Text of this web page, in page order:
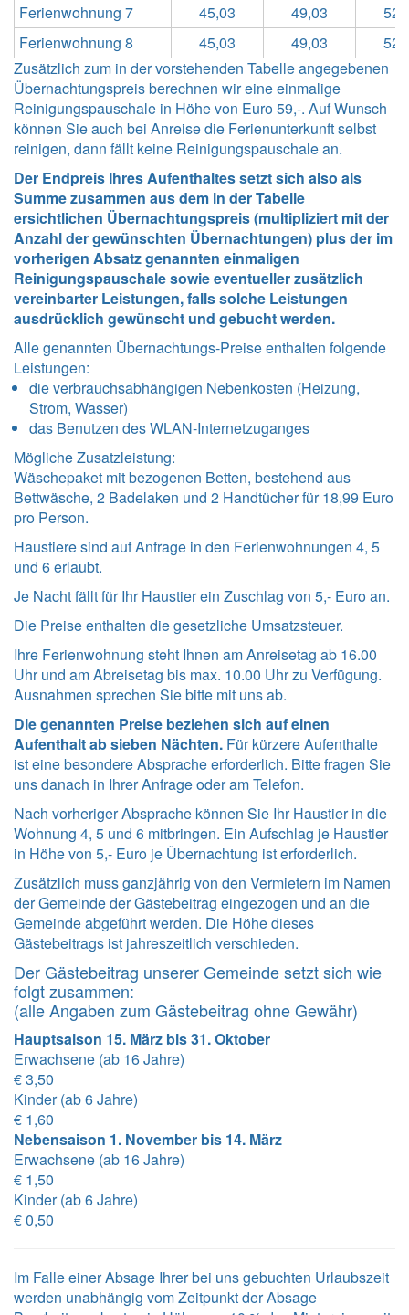
Ferienwohnung 7
Ferienwohnung 8
45,03
49,03
45,03
49,03
Zusätzlich zum in der vorstehenden Tabelle angegebenen
Übernachtungspreis berechnen wir eine einmalige
Reinigungspauschale in Höhe von Euro 59,-. Auf Wunsch
können Sie auch bei Anreise die Ferienunterkunft selbst
reinigen, dann fällt keine Reinigungspauschale an.
Der Endpreis Ihres Aufenthaltes setzt sich also als
Summe zusammen aus dem in der Tabelle
ersichtlichen Übernachtungspreis (multipliziert mit der
Anzahl der gewünschten Übernachtungen) plus der im
vorherigen Absatz genannten einmaligen
Reinigungspauschale sowie eventueller zusätzlich
vereinbarter Leistungen, falls solche Leistungen
ausdrücklich gewünscht und gebucht werden.
Alle genannten Übernachtungs-Preise enthalten folgende
Leistungen:
die verbrauchsabhängigen Nebenkosten (Heizung,
Strom, Wasser)
das Benutzen des WLAN-Internetzuganges
Mögliche Zusatzleistung:
Wäschepaket mit bezogenen Betten, bestehend aus
Bettwäsche, 2 Badelaken und 2 Handtücher für 18,99 Euro
pro Person.
Haustiere sind auf Anfrage in den Ferienwohnungen 4, 5
und 6 erlaubt.
Je Nacht fällt für Ihr Haustier ein Zuschlag von 5,- Euro an.
Die Preise enthalten die gesetzliche Umsatzsteuer.
Ihre Ferienwohnung steht Ihnen am Anreisetag ab 16.00
Uhr und am Abreisetag bis max. 10.00 Uhr zu Verfügung.
Ausnahmen sprechen Sie bitte mit uns ab.
Die genannten Preise beziehen sich auf einen
Aufenthalt ab sieben Nächten. Für kürzere Aufenthalte
ist eine besondere Absprache erforderlich. Bitte fragen Sie
uns danach in Ihrer Anfrage oder am Telefon.
Nach vorheriger Absprache können Sie Ihr Haustier in die
Wohnung 4, 5 und 6 mitbringen. Ein Aufschlag je Haustier
in Höhe von 5,- Euro je Übernachtung ist erforderlich.
Zusätzlich muss ganzjährig von den Vermietern im Namen
der Gemeinde der Gästebeitrag eingezogen und an die
Gemeinde abgeführt werden. Die Höhe dieses
Gästebeitrags ist jahreszeitlich verschieden.
Der Gästebeitrag unserer Gemeinde setzt sich wie
folgt zusammen:
(alle Angaben zum Gästebeitrag ohne Gewähr)
Hauptsaison 15. März bis 31. Oktober
Erwachsene (ab 16 Jahre)
€ 3,50
Kinder (ab 6 Jahre)
€ 1,60
Nebensaison 1. November bis 14. März
Erwachsene (ab 16 Jahre)
€ 1,50
Kinder (ab 6 Jahre)
€ 0,50
Im Falle einer Absage Ihrer bei uns gebuchten Urlaubszeit
werden unabhängig vom Zeitpunkt der Absage